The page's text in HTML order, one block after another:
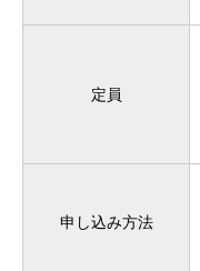
定員
申し込み方法